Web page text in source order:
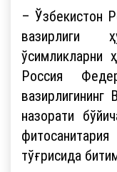
– Ўзбекистон
вазирлиги
ўсимликларни
Россия
вазирлигининг
назорати
тўғрисида